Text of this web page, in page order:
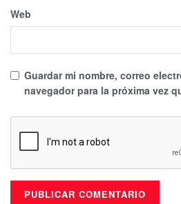
Web
Guardar mi nombre, correo
navegador para la próxima vez